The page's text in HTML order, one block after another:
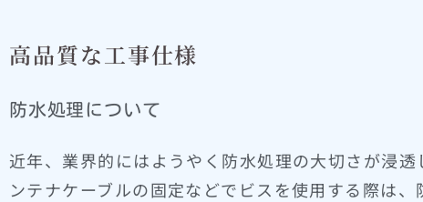
高品質な工事仕様
防水処理について
近年、業界的にはようやく防水処理の大切さが浸
ンテナケーブルの固定などでビスを使用する際は